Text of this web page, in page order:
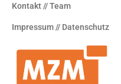
Kontakt // Team
Impressum // Datenschutz